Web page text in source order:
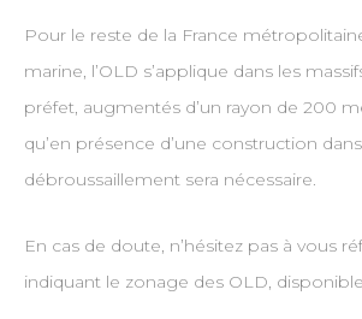
Pour le reste de la France
marine, l’OLD s’applique dans les
préfet, augmentés d’un rayon de 200
qu’en présence d’une construction
débroussaillement sera nécessaire.
En cas de doute, n’hésitez pas à vous
indiquant le zonage des OLD, disponible